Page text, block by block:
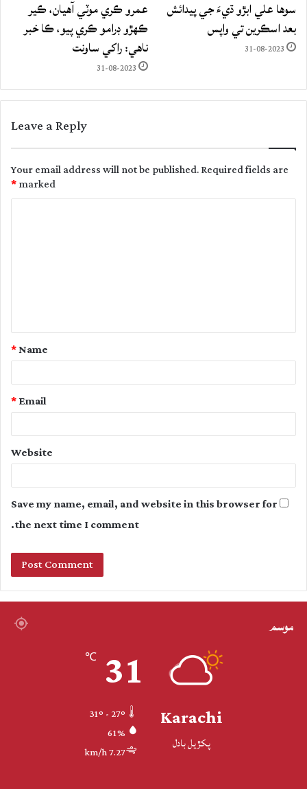
سوها علي ابڙو ڌيءَ جي پيدائش
بعد اسڪرين تي واپس
31-08-2023
عمرو ڪري موٽي آهيان، ڪير
ڪهڙو ڊرامو ڪري پيو، ڪا خبر
ناهي: راکي ساونت
31-08-2023
Leave a Reply
Your email address will not be published.Required fields are
marked
*
t
Name
*
Email
*
Website
Save my name, email, and website in this browser for
the next time I comment.
موسم
Karachi
پکڙيل بادل
31
℃
61%
7.27 km/h